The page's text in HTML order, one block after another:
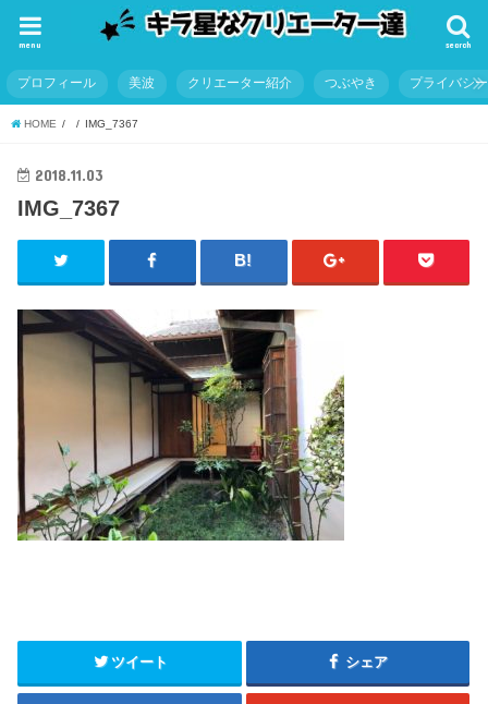
search
menu
プロフィール 美波 クリエーター紹介 つぶやき プライバシ
HOME IMG_7367
2018.11.03
IMG_7367
ツイート シェア